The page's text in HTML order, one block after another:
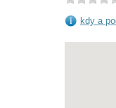
kdy a